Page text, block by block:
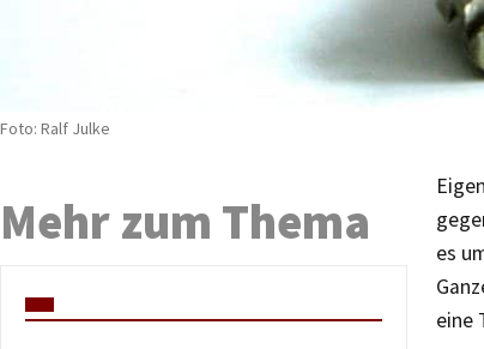
Foto: Ralf Julke
es
eine
Mehr zum Thema